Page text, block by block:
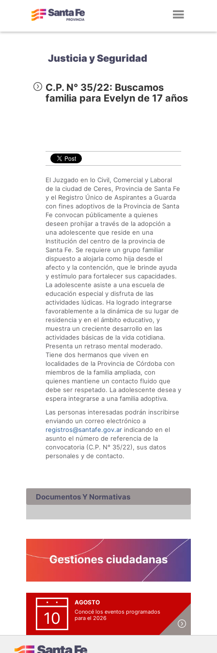
Justicia y Seguridad
C.P. N° 35/22: Buscamos
familia para Evelyn de 17 años
El Juzgado en lo Civil, Comercial y Laboral
de la ciudad de Ceres, Provincia de Santa Fe
y el Registro Único de Aspirantes a Guarda
con fines adoptivos de la Provincia de Santa
Fe convocan públicamente a quienes
deseen prohijar a través de la adopción a
una adolescente que reside en una
Institución del centro de la provincia de
Santa Fe. Se requiere un grupo familiar
dispuesto a alojarla como hija desde el
afecto y la contención, que le brinde ayuda
y estímulo para fortalecer sus capacidades.
La adolescente asiste a una escuela de
educación especial y disfruta de las
actividades lúdicas. Ha logrado integrarse
favorablemente a la dinámica de su lugar de
residencia y en el ámbito educativo, y
muestra un creciente desarrollo en las
actividades básicas de la vida cotidiana.
Presenta un retraso mental moderado.
Tiene dos hermanos que viven en
localidades de la Provincia de Córdoba con
miembros de la familia ampliada, con
quienes mantiene un contacto fluido que
debe ser respetado. La adolescente desea y
espera integrarse a una familia adoptiva.
Las personas interesadas podrán inscribirse
enviando un correo electrónico a
registros@santafe.gov.ar indicando en el
asunto el número de referencia de la
convocatoria (C.P. N° 35/22), sus datos
personales y de contacto.
Documentos Y Normativas
10
AGOSTO
Conocé los eventos programados
para el 2026